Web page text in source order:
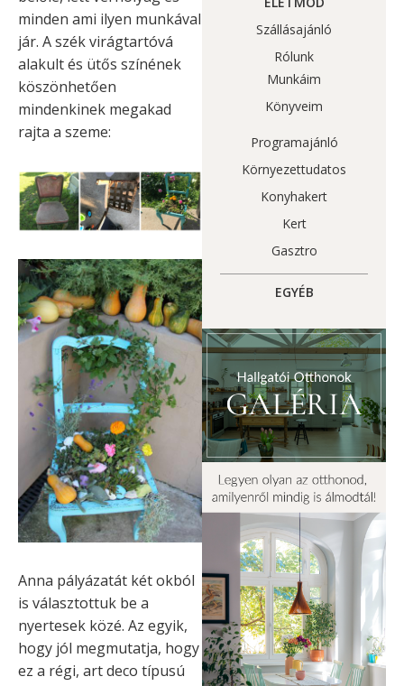
minden ami ilyen munkával
jár. A szék virágtartóvá
alakult és ütős színének
köszönhetően
mindenkinek megakad
rajta a szeme:
Anna pályázatát két okból
is választottuk be a
nyertesek közé. Az egyik,
hogy jól megmutatja, hogy
ez a régi, art deco típusú
Szállásajánló
Rólunk
Munkáim
Könyveim
Programajánló
Környezettudatos
Konyhakert
Kert
Gasztro
EGYÉB